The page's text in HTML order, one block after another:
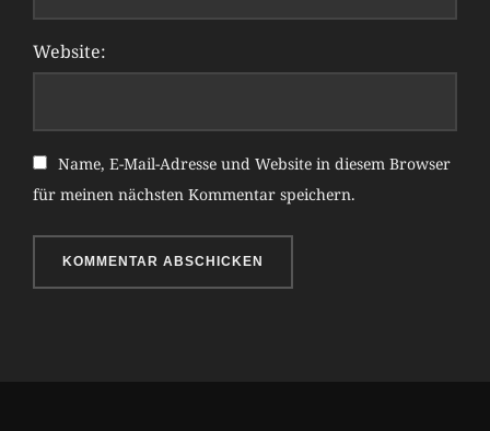
Website:
Name, E-Mail-Adresse und Website in diesem Browser
für meinen nächsten Kommentar speichern.